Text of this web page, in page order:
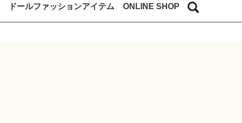
ドールファッションアイテム ONLINE SHOP